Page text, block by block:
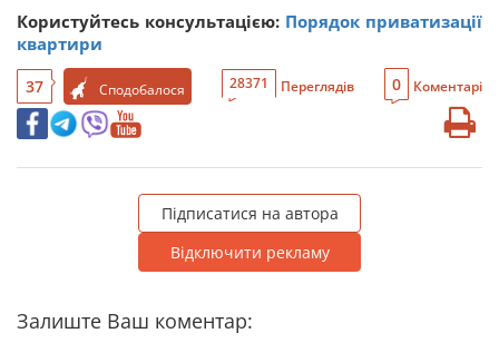
Користуйтесь консультацією: Порядок приватизації
квартири
37 Сподобалося 28371 Переглядів 0 Коментарі
Підписатися на автора
Відключити рекламу
Залиште Ваш коментар: